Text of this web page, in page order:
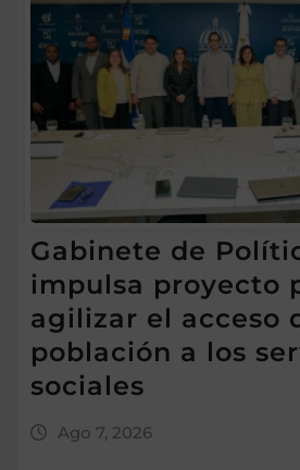
Gabinete de
impulsa proyecto
agilizar el acceso
población a los
sociales
Ago 7, 2026